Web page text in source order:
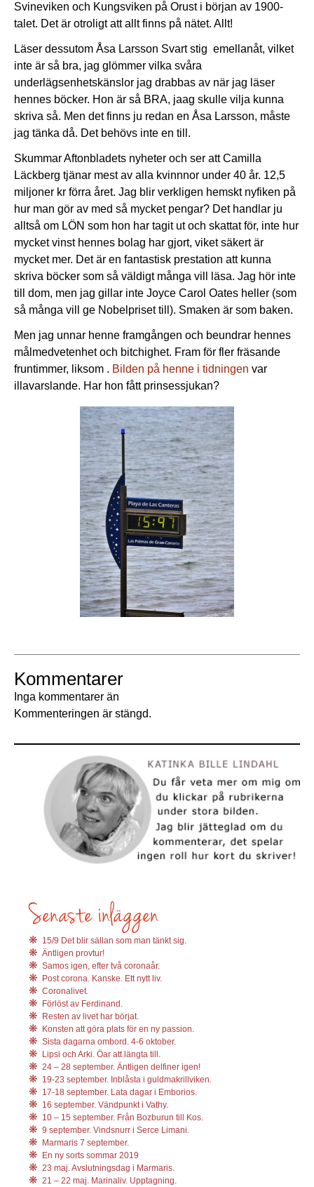
Svineviken och Kungsviken på Orust i början av 1900-
talet. Det är otroligt att allt finns på nätet. Allt!
Läser dessutom Åsa Larsson Svart stig emellanåt, vilket
inte är så bra, jag glömmer vilka svåra
underlägsenhetskänslor jag drabbas av när jag läser
hennes böcker. Hon är så BRA, jaag skulle vilja kunna
skriva så. Men det finns ju redan en Åsa Larsson, måste
jag tänka då. Det behövs inte en till.
Skummar Aftonbladets nyheter och ser att Camilla
Läckberg tjänar mest av alla kvinnnor under 40 år. 12,5
miljoner kr förra året. Jag blir verkligen hemskt nyfiken på
hur man gör av med så mycket pengar? Det handlar ju
alltså om LÖN som hon har tagit ut och skattat för, inte hur
mycket vinst hennes bolag har gjort, viket säkert är
mycket mer. Det är en fantastisk prestation att kunna
skriva böcker som så väldigt många vill läsa. Jag hör inte
till dom, men jag gillar inte Joyce Carol Oates heller (som
så många vill ge Nobelpriset till). Smaken är som baken.
Men jag unnar henne framgången och beundrar hennes
målmedvetenhet och bitchighet. Fram för fler fräsande
fruntimmer, liksom . Bilden på henne i tidningen var
illavarslande. Har hon fått prinsessjukan?
Kommentarer
Inga kommentarer än
Kommenteringen är stängd.
15/9 Det blir sällan som man tänkt sig.
Äntligen provtur!
Samos igen, efter två coronaår.
Post corona. Kanske. Ett nytt liv.
Coronalivet.
Förlöst av Ferdinand.
Resten av livet har börjat.
Konsten att göra plats för en ny passion.
Sista dagarna ombord. 4-6 oktober.
Lipsi och Arki. Öar att längta till.
24 – 28 september. Äntligen delfiner igen!
19-23 september. Inblåsta i guldmakrillviken.
17-18 september. Lata dagar i Emborios.
16 september. Vändpunkt i Vathy.
10 – 15 september. Från Bozburun till Kos.
9 september. Vindsnurr i Serce Limani.
Marmaris 7 september.
En ny sorts sommar 2019
23 maj. Avslutningsdag i Marmaris.
21 – 22 maj. Marinaliv. Upptagning.